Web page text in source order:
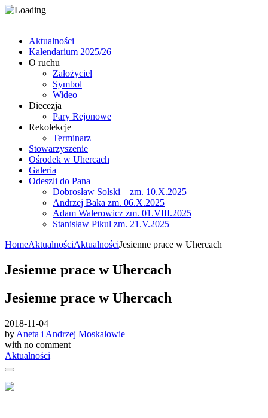
Aktualności
Kalendarium 2025/26
O ruchu
Założyciel
Symbol
Wideo
Diecezja
Pary Rejonowe
Rekolekcje
Terminarz
Stowarzyszenie
Ośrodek w Uhercach
Galeria
Odeszli do Pana
Dobrosław Solski – zm. 10.X.2025
Andrzej Baka zm. 06.X.2025
Adam Walerowicz zm. 01.VIII.2025
Stanisław Pikul zm. 21.V.2025
HomeAktualnościAktualnościJesienne prace w Uhercach
Jesienne prace w Uhercach
Jesienne prace w Uhercach
2018-11-04
by Aneta i Andrzej Moskalowie
with no comment
Aktualności